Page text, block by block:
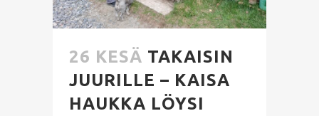
26 KESÄ TAKAISIN
JUURILLE – KAISA
HAUKKA LÖYSI